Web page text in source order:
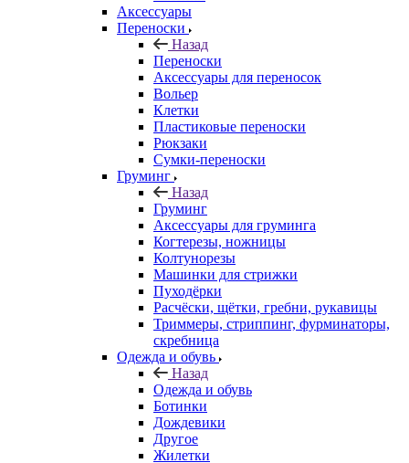
Аксессуары
Переноски
Назад
Переноски
Аксессуары для переносок
Вольер
Клетки
Пластиковые переноски
Рюкзаки
Сумки-переноски
Груминг
Назад
Груминг
Аксессуары для груминга
Когтерезы, ножницы
Колтунорезы
Машинки для стрижки
Пуходёрки
Расчёски, щётки, гребни, рукавицы
Триммеры, стриппинг, фурминаторы,
скребница
Одежда и обувь
Назад
Одежда и обувь
Ботинки
Дождевики
Другое
Жилетки